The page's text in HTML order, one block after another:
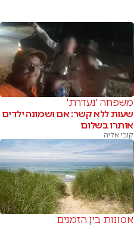
משפחה 'נעדרת'
שעות ללא קשר: אם ושמונה ילדים
אותרו בשלום
קובי אליה
אסונות בין הזמנים